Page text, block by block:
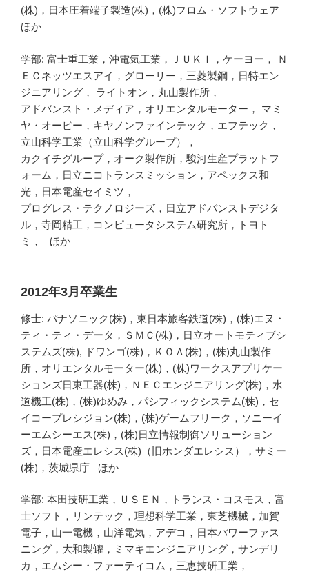
(株)，日本圧着端子製造(株)，(株)フロム・ソフトウェア
ほか
学部: 富士重工業，沖電気工業，ＪＵＫＩ，ケーヨー， Ｎ
ＥＣネッツエスアイ，グローリー，三菱製鋼，日特エン
ジニアリング， ライトオン，丸山製作所，
アドバンスト・メディア，オリエンタルモーター， マミ
ヤ・オーピー，キヤノンファインテック，エフテック，
立山科学工業（立山科学グループ），
カクイチグループ，オーク製作所，駿河生産プラットフ
ォーム，日立ニコトランスミッション，アペックス和
光，日本電産セイミツ，
プログレス・テクノロジーズ，日立アドバンストデジタ
ル，寺岡精工，コンピュータシステム研究所，トヨト
ミ， ほか
2012年3月卒業生
修士: パナソニック(株)，東日本旅客鉄道(株)，(株)エヌ・
ティ・ティ・データ，ＳＭＣ(株)，日立オートモティブシ
ステムズ(株), ドワンゴ(株)，ＫＯＡ(株)，(株)丸山製作
所，オリエンタルモーター(株)，(株)ワークスアプリケー
ションズ日東工器(株)，ＮＥＣエンジニアリング(株)，水
道機工(株)，(株)ゆめみ，パシフィックシステム(株)，セ
イコープレシジョン(株)，(株)ゲームフリーク，ソニーイ
ーエムシーエス(株)，(株)日立情報制御ソリューション
ズ，日本電産エレシス(株)（旧ホンダエレシス），サミー
(株)，茨城県庁 ほか
学部: 本田技研工業，ＵＳＥＮ，トランス・コスモス，富
士ソフト，リンテック，理想科学工業，東芝機械，加賀
電子，山一電機，山洋電気，アデコ，日本パワーファス
ニング，大和製罐，ミマキエンジニアリング，サンデリ
カ，エムシー・ファーティコム，三恵技研工業，